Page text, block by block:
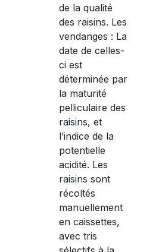
de la qualité
des raisins. Les
vendanges : La
date de celles-
ci est
déterminée par
la maturité
pelliculaire des
raisins, et
l’indice de la
potentielle
acidité. Les
raisins sont
récoltés
manuellement
en caissettes,
avec tris